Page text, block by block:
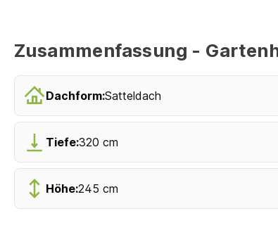
Zusammenfassung -
Dachform:Satteldach
Tiefe:320 cm
Höhe:245 cm